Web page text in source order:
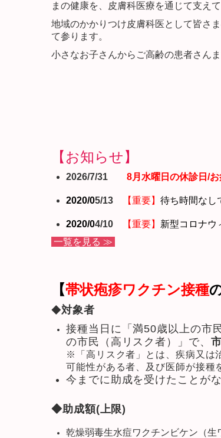
まの健康を、皮膚科医療を通じて支え
地域のかかりつけ皮膚科医として皆さ
て参ります。
小さなお子さんからご高齢の患者さん
【お知らせ】
2026/7/31 8月水曜日の休診日/
2020/05/13 【重要】 待ち時間なし
2020/04/10 【重要】 新型コロナウ
一覧を見る ≫
【帯状疱疹ワクチン接種
◆対象者
接種当日に「満50歳以上の市
の市民（高リスク者）」で、
※「高リスク者」とは、疾病又は
可能性がある者、及び医師が接種
今までに助成を受けたことが
◆助成額(上限)
乾燥弱毒生水痘ワクチンビケン（生